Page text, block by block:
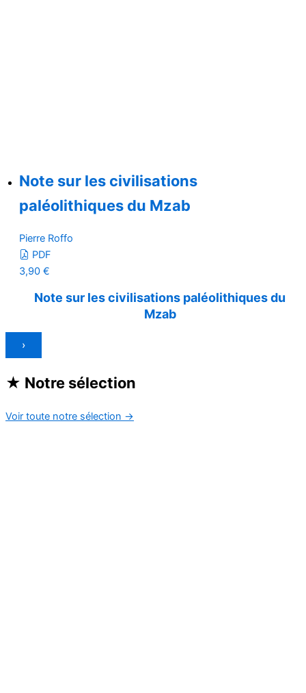
Note sur les civilisations
paléolithiques du Mzab
Pierre Roffo
PDF
3,90 €
Note sur les civilisations paléolithiques du
Mzab
›
★ Notre sélection
Voir toute notre sélection →